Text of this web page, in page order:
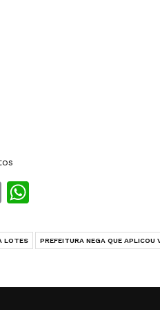
Email
LOTES PREFEITURA NEGA QUE APLICOU